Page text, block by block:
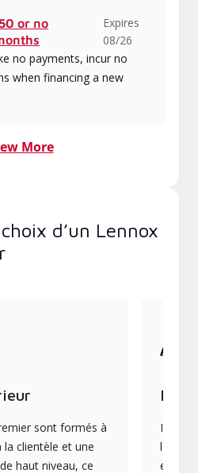
or no
Expires
08/26
no payments, incur no
when financing a new
More
d’un Lennox
sont formés à
clientèle et une
haut niveau, ce
Ils
les
en